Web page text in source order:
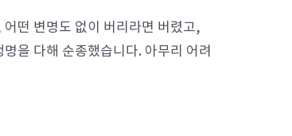
떤 변명도 없이 버리라면 버렸고,
을 다해 순종했습니다. 아무리 어려